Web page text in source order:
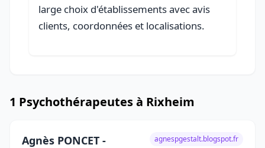
large choix d'établissements avec avis
clients, coordonnées et localisations.
1 Psychothérapeutes à Rixheim
Agnès PONCET -
agnespgestalt.blogspot.fr